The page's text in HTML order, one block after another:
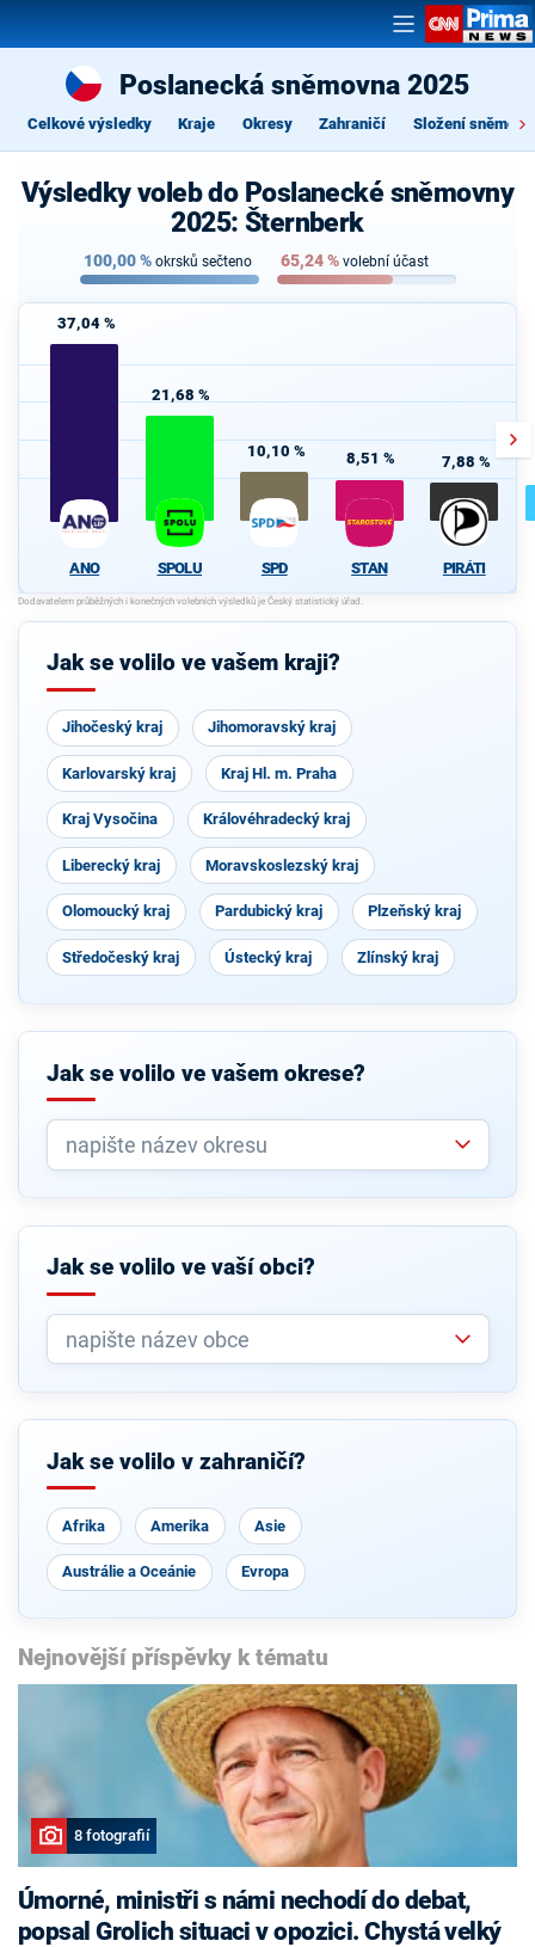
Poslanecká sněmovna 2025
Celkové výsledky Kraje Okresy Zahraničí Složení
Výsledky voleb do Poslanecké sněmovny
2025: Šternberk
100,00% okrsků sečteno 65,24% volební účast
37,04 %
ANO
21,68 %
SPOLU
10,10 %
SPD
8,51 %
STAN
7,88 %
PIRÁTI
Jak se volilo ve vašem kraji?
Jihočeský kraj Jihomoravský kraj
Karlovarský kraj Kraj Hl. m. Praha
Kraj Vysočina Královéhradecký kraj
Liberecký kraj Moravskoslezský kraj
Olomoucký kraj Pardubický kraj Plzeňský kraj
Středočeský kraj Ústecký kraj Zlínský kraj
Jak se volilo ve vašem okrese?
Jak se volilo ve vaší obci?
Jak se volilo v zahraničí?
Afrika Amerika Asie
Austrálie a Oceánie Evropa
Nejnovější příspěvky k tématu
8 fotografií
Úmorné, ministři s námi nechodí do debat,
popsal Grolich situaci v opozici. Chystá velký